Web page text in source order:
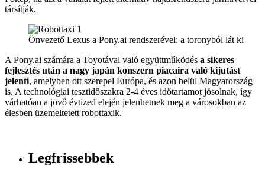
társítják.
Önvezető Lexus a Pony.ai rendszerével: a toronyból lát ki
A Pony.ai számára a Toyotával való együttműködés a sikeres
fejlesztés után a nagy japán konszern piacaira való kijutást
jelenti, amelyben ott szerepel Európa, és azon belül Magyarország
is. A technológiai tesztidőszakra 2-4 éves időtartamot jósolnak, így
várhatóan a jövő évtized elején jelenhetnek meg a városokban az
élesben üzemeltetett robottaxik.
Legfrissebbek